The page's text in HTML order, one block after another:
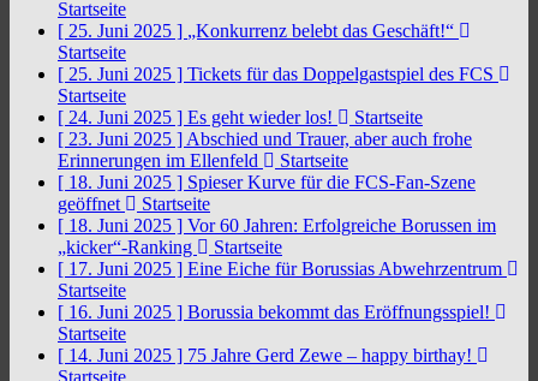
Startseite
[ 25. Juni 2025 ] „Konkurrenz belebt das Geschäft!“
Startseite
[ 25. Juni 2025 ] Tickets für das Doppelgastspiel des FCS
Startseite
[ 24. Juni 2025 ] Es geht wieder los!
Startseite
[ 23. Juni 2025 ] Abschied und Trauer, aber auch frohe
Erinnerungen im Ellenfeld
Startseite
[ 18. Juni 2025 ] Spieser Kurve für die FCS-Fan-Szene
geöffnet
Startseite
[ 18. Juni 2025 ] Vor 60 Jahren: Erfolgreiche Borussen im
„kicker“-Ranking
Startseite
[ 17. Juni 2025 ] Eine Eiche für Borussias Abwehrzentrum
Startseite
[ 16. Juni 2025 ] Borussia bekommt das Eröffnungsspiel!
Startseite
[ 14. Juni 2025 ] 75 Jahre Gerd Zewe – happy birthay!
Startseite